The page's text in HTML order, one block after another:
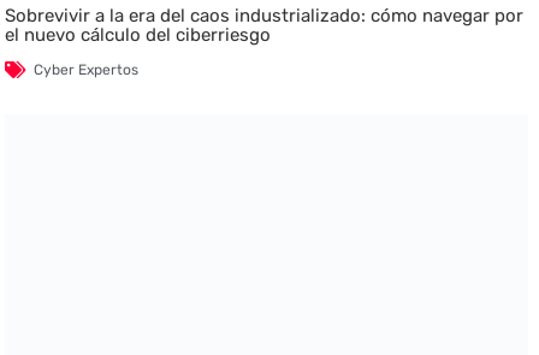
Sobrevivir a la era del caos industrializado: cómo navegar por
el nuevo cálculo del ciberriesgo
Cyber Expertos